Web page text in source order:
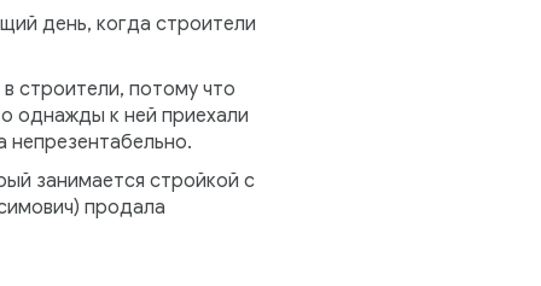
день, когда строители
строители, потому что
однажды к ней приехали
непрезентабельно.
занимается стройкой с
продала